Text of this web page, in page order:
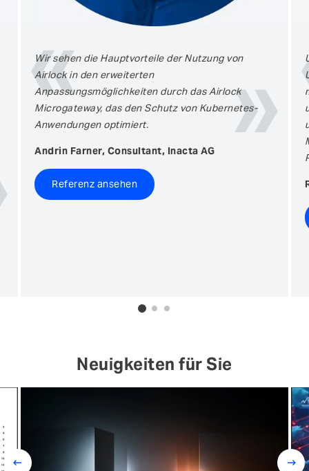
Wir sehen die Hauptvorteile der Nutzung von
Airlock in den erweiterten
Anpassungsmöglichkeiten durch das Airlock
Microgateway, das den Schutz von Kubernetes-
Anwendungen optimiert.
Andrin Farner, Consultant, Inacta AG
Referenz ansehen
0 1 2
Neuigkeiten für Sie
Prev Next